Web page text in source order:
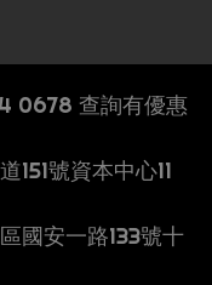
0678 查詢有優惠
151號資本中心11
國安一路133號十